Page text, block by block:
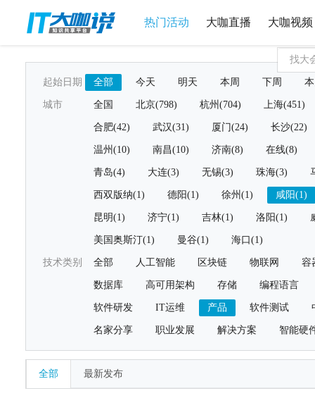
热门活动 大咖直播 大咖视频
起始日期 全部 今天 明天 本周 下周
城市 全国 北京(798) 杭州(704) 上海(451)
合肥(42) 武汉(31) 厦门(24) 长沙(22)
温州(10) 南昌(10) 济南(8) 在线(8)
青岛(4) 大连(3) 无锡(3) 珠海(3)
西双版纳(1) 德阳(1) 徐州(1) 咸阳(1)
昆明(1) 济宁(1) 吉林(1) 洛阳(1)
美国奥斯汀(1) 曼谷(1) 海口(1)
技术类别 全部 人工智能 区块链 物联网 容
数据库 高可用架构 存储 编程语言
软件研发 IT运维 产品 软件测试
名家分享 职业发展 解决方案 智能硬
全部 最新发布